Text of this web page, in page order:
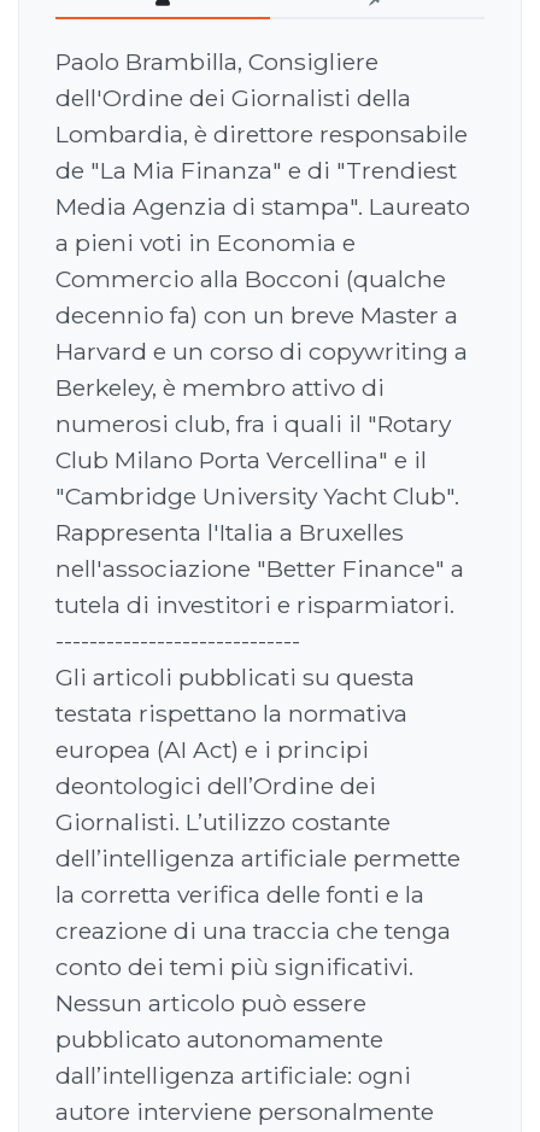
Paolo Brambilla, Consigliere
dell'Ordine dei Giornalisti della
Lombardia, è direttore responsabile
de "La Mia Finanza" e di "Trendiest
Media Agenzia di stampa". Laureato
a pieni voti in Economia e
Commercio alla Bocconi (qualche
decennio fa) con un breve Master a
Harvard e un corso di copywriting a
Berkeley, è membro attivo di
numerosi club, fra i quali il "Rotary
Club Milano Porta Vercellina" e il
"Cambridge University Yacht Club".
Rappresenta l'Italia a Bruxelles
nell'associazione "Better Finance" a
tutela di investitori e risparmiatori.
-----------------------------
Gli articoli pubblicati su questa
testata rispettano la normativa
europea (AI Act) e i principi
deontologici dell’Ordine dei
Giornalisti. L’utilizzo costante
dell’intelligenza artificiale permette
la corretta verifica delle fonti e la
creazione di una traccia che tenga
conto dei temi più significativi.
Nessun articolo può essere
pubblicato autonomamente
dall’intelligenza artificiale: ogni
autore interviene personalmente